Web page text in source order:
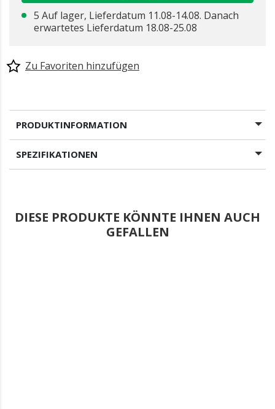
5 Auf lager, Lieferdatum 11.08-14.08. Danach
erwartetes Lieferdatum 18.08-25.08
Zu Favoriten hinzufügen
PRODUKTINFORMATION
SPEZIFIKATIONEN
DIESE PRODUKTE KÖNNTE IHNEN AUCH
GEFALLEN